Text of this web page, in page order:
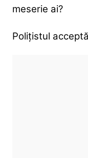
meserie ai?
Polițistul